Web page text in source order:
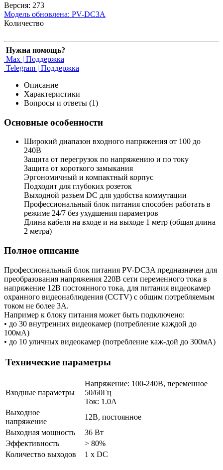
Версия: 273
Модель обновлена: PV-DC3A
Количество
Нужна помощь?
Max | Поддержка
Telegram | Поддержка
Описание
Характеристики
Вопросы и ответы (1)
Основные особенности
Широкий диапазон входного напряжения от 100 до
240В
Защита от перегрузок по напряжению и по току
Защита от короткого замыкания
Эргономичный и компактный корпус
Подходит для глубоких розеток
Выходной разъем DC для удобства коммутации
Профессиональный блок питания способен работать в
режиме 24/7 без ухудшения параметров
Длина кабеля на входе и на выходе 1 метр (общая длина
2 метра)
Полное описание
Профессиональный блок питания PV-DC3A предназначен для
преобразования напряжения 220В сети переменного тока в
напряжение 12В постоянного тока, для питания видеокамер
охранного видеонаблюдения (CCTV) с общим потребляемым
током не более 3А.
Например к блоку питания может быть подключено:
• до 30 внутренних видеокамер (потребление каждой до
100мА)
• до 10 уличных видеокамер (потребление каж-дой до 300мА)
Технические параметры
Входные параметры
Напряжение: 100-240В, переменное
50/60Гц
Ток: 1.0А
Выходное
напряжение
12В, постоянное
Выходная мощность
36 Вт
Эффективность
> 80%
Количество выходов
1 х DC